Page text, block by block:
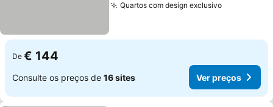
Quartos com design exclusivoVer preços
De € 144
Consulte os preços de 16 sites Ver preços